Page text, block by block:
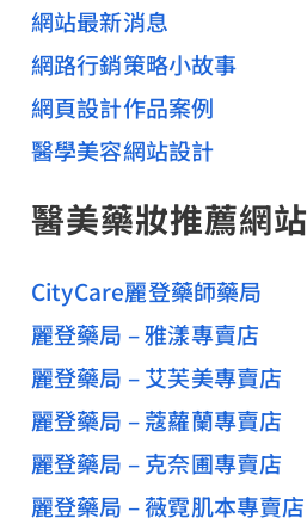
網站最新消息
網路行銷策略小故事
網頁設計作品案例
醫學美容網站設計
醫美藥妝推薦網站
CityCare麗登藥師藥局
麗登藥局 – 雅漾專賣店
麗登藥局 – 艾芙美專賣店
麗登藥局 – 蔻蘿蘭專賣店
麗登藥局 – 克奈圃專賣店
麗登藥局 – 薇霓肌本專賣店